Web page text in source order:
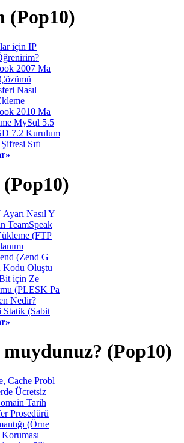
(Pop10)
için IP
2007 Ma
Nasıl
2010 Ma
MySql 5.5
7.2 Kurulum
Sıfı
Nasıl Y
TeamSpeak
(FTP
(Zend G
Kodu Oluştu
için Ze
(PLESK Pa
Nedir?
(Sabit
(Pop10)
Cache Probl
Ücretsiz
Tarih
Prosedürü
(Örne